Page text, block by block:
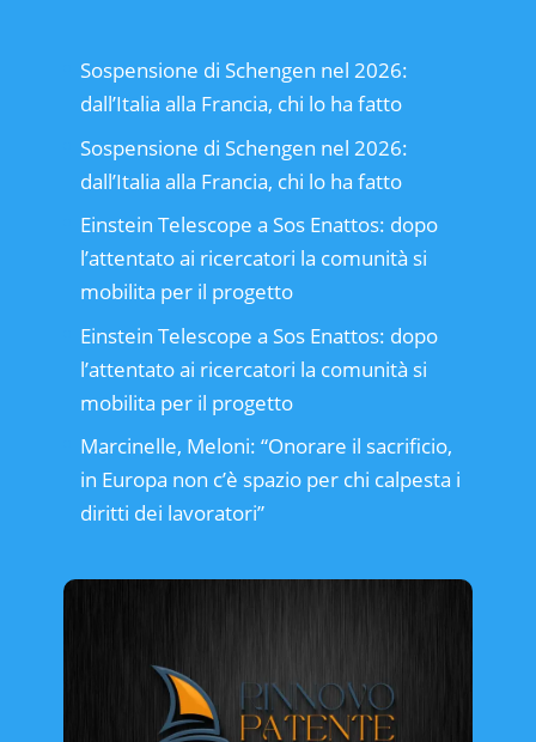
Sospensione di Schengen nel 2026:
dall’Italia alla Francia, chi lo ha fatto
Sospensione di Schengen nel 2026:
dall’Italia alla Francia, chi lo ha fatto
Einstein Telescope a Sos Enattos: dopo
l’attentato ai ricercatori la comunità si
mobilita per il progetto
Einstein Telescope a Sos Enattos: dopo
l’attentato ai ricercatori la comunità si
mobilita per il progetto
Marcinelle, Meloni: “Onorare il sacrificio,
in Europa non c’è spazio per chi calpesta i
diritti dei lavoratori”